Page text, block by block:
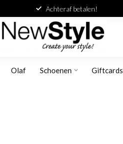
Achteraf betalen!
Olaf Schoenen Giftcards